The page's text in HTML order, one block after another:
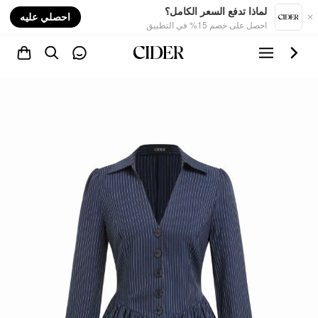
لماذا تدفع السعر الكامل؟
احصل على خصم 15% في التطبيق
احصلي عليه